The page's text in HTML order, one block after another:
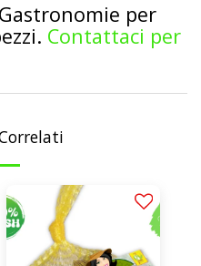
per
Contattaci per